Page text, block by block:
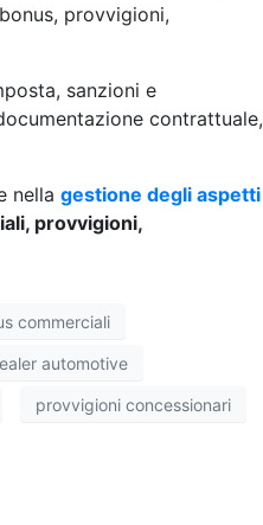
provvigioni,
sanzioni e
contrattuale,
nella gestione degli aspetti
provvigioni,
commerciali
automotive
provvigioni concessionari